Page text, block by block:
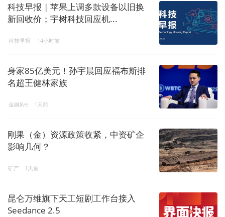
科技早报 | 苹果上调多款设备以旧换
新回收价；宇树科技回应机...
科技早报 14小时前
身家85亿美元！孙宇晨回应福布斯排
名超王健林家族
金融live 1天前
刚果（金）资源政策收紧，中资矿企
影响几何？
矿产 1天前
昆仑万维旗下天工短剧工作台接入
Seedance 2.5